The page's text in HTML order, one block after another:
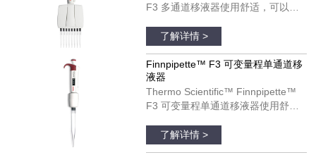
F3 多通道移液器使用舒适，可以在
识的宽型指状支托和人体工程学柄设
计可以改善您的移液体验。
Finnpipette F3 移液器可以用于单个
和多通道模具。货号：4660050；
4660010；4660020；4660040
了解详情 >
Finnpipette™ F3 可变量程单通道移
液器
Thermo Scientific™ Finnpipette™
F3 可变量程单通道移液器使用舒
作用。Finnpipette F3 移液器具有宽
阔的、支持彩色编码的指托和人机工
了解详情 >